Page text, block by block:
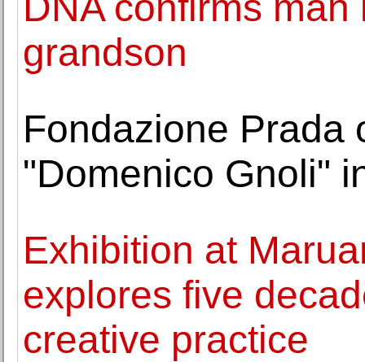
grandson
Fondazione Prada
"Domenico Gnoli"
Exhibition at
explores five
creative practice